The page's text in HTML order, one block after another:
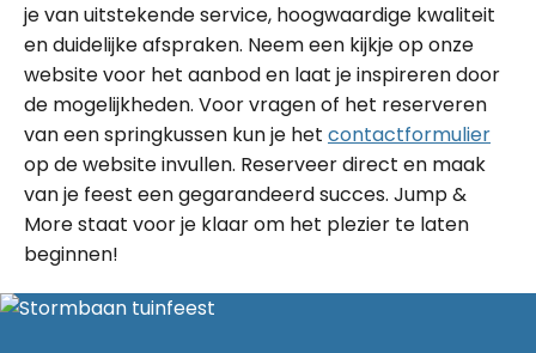
je van uitstekende service, hoogwaardige kwaliteit
en duidelijke afspraken. Neem een kijkje op onze
website voor het aanbod en laat je inspireren door
de mogelijkheden. Voor vragen of het reserveren
van een springkussen kun je het contactformulier
op de website invullen. Reserveer direct en maak
van je feest een gegarandeerd succes. Jump &
More staat voor je klaar om het plezier te laten
beginnen!